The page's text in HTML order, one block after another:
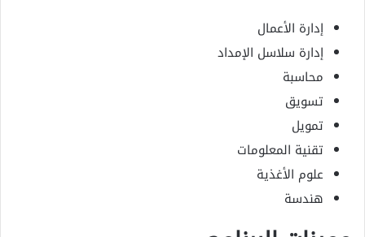
إدارة الأعمال
إدارة سلاسل الإمداد
محاسبة
تسويق
تمويل
تقنية المعلومات
علوم الأغذية
هندسة